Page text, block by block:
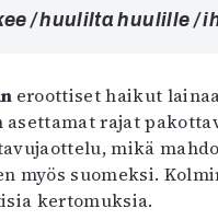
5/2025 saame
/ huulilta huulille /
eroottiset haikut
asettamat rajat
mikä
myös suomeksi.
kertomuksia.